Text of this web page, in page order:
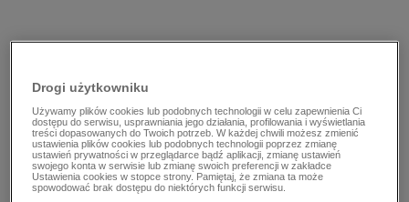
Drogi użytkowniku
Używamy plików cookies lub podobnych technologii w celu zapewnienia Ci
dostępu do serwisu, usprawniania jego działania, profilowania i wyświetlania
treści dopasowanych do Twoich potrzeb. W każdej chwili możesz zmienić
ustawienia plików cookies lub podobnych technologii poprzez zmianę
ustawień prywatności w przeglądarce bądź aplikacji, zmianę ustawień
swojego konta w serwisie lub zmianę swoich preferencji w zakładce
Ustawienia cookies w stopce strony. Pamiętaj, że zmiana ta może
spowodować brak dostępu do niektórych funkcji serwisu.